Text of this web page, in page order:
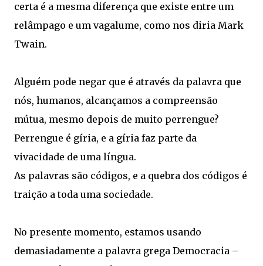
certa é a mesma diferença que existe entre um
relâmpago e um vagalume, como nos diria Mark
Twain.
Alguém pode negar que é através da palavra que
nós, humanos, alcançamos a compreensão
mútua, mesmo depois de muito perrengue?
Perrengue é gíria, e a gíria faz parte da
vivacidade de uma língua.
As palavras são códigos, e a quebra dos códigos é
traição a toda uma sociedade.
No presente momento, estamos usando
demasiadamente a palavra grega Democracia –